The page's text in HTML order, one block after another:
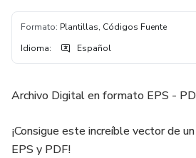
Formato: Plantillas, Códigos Fuente
Idioma: Español
Archivo Digital en formato EPS -
¡Consigue este increíble vector de
EPS y PDF!